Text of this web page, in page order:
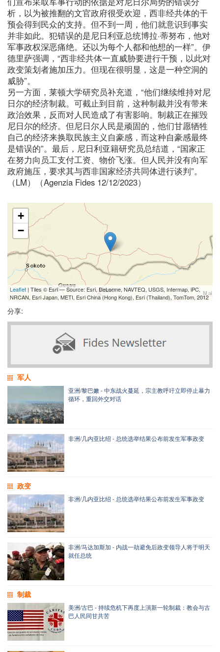
析，以为被推翻的文官政府很受欢迎，西非经共体的干
预会得到民众的支持。但不到一周，他们就意识到事实
并非如此。犯错误的是尼日利亚总统博拉·蒂努布，他对
军事政权深恶痛绝。还以为每个人都和他想的一样”。伊
德里萨强调，“西非经共体一直威胁要进行干预，以此对
政变策划者施加压力。但现在很明显，这是一种空洞的
威胁”。
另一方面，莱顿大学研究员补充道，“他们继续维持对尼
日尔的经济制裁。可截止到目前，这种制裁并没有带来
政治效果，反而对人民造成了有害影响。制裁正在摧毁
尼日尔的经济。但尼日尔人民是顽固的，他们甘愿牺牲
自己的经济来换取民族主义自豪感，而这种自豪感最终
是错误的”。最后，尼日利亚籍研究员总结道，“国家正
在努力向员工支付工资、物价飞涨。但人民并没有向军
政府施压，要求其与西非国家经济共同体进行谈判”。
（LM）（Agenzia Fides 12/12/2023）
+
−
Leaflet | Tiles © Esri — Source: Esri, DeLorme, NAVTEQ, USGS, Intermap, iPC,
NRCAN, Esri Japan, METI, Esri China (Hong Kong), Esri (Thailand), TomTom, 2012
分享:
军人
亚洲/黎巴嫩 - 中东战火蔓延，宗主教呼吁立即停止暴力
循环，重回外交对话
非洲/几内亚比绍 - 总统选举结果公布前发生军事政变
政变
非洲/几内亚比绍 - 总统选举结果公布前发生军事政变
非洲/马达加斯加 - 内战一劫避免后政变领导人将于明天
就任总统
制裁
美洲/古巴 - 持续危机下再度上演新一轮制裁：教会与古
巴人民同甘共苦